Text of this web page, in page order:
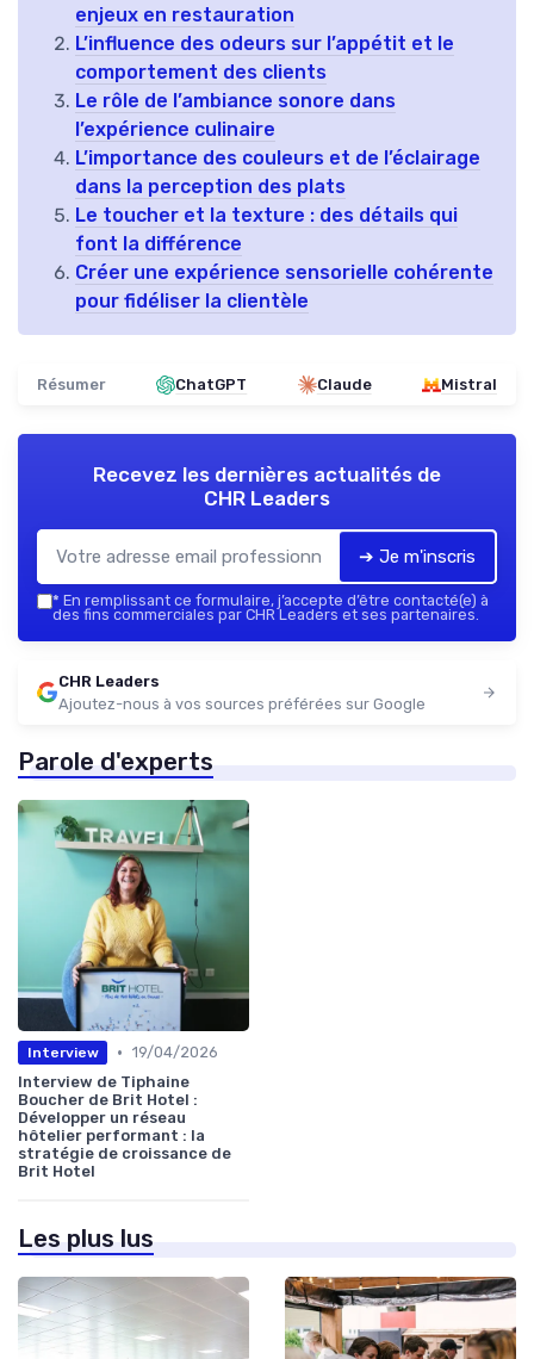
enjeux en restauration
L’influence des odeurs sur l’appétit et le
comportement des clients
Le rôle de l’ambiance sonore dans
l’expérience culinaire
L’importance des couleurs et de l’éclairage
dans la perception des plats
Le toucher et la texture : des détails qui
font la différence
Créer une expérience sensorielle cohérente
pour fidéliser la clientèle
Résumer ChatGPT Claude Mistral
Recevez les dernières actualités de
CHR Leaders
➔ Je m'inscris
* En remplissant ce formulaire, j’accepte d’être contacté(e) à
des fins commerciales par CHR Leaders et ses partenaires.
CHR Leaders
Ajoutez-nous à vos sources préférées sur Google
Parole d'experts
Interview • 19/04/2026
Interview de Tiphaine
Boucher de Brit Hotel :
Développer un réseau
hôtelier performant : la
stratégie de croissance de
Brit Hotel
Les plus lus